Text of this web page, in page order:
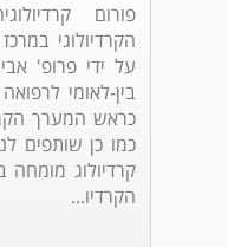
פורום
הקרדיולוגי
על ידי פרופ'
בין-לאומי
כראש המערך
כמו כן שותפים
קרדיולוג מומחה
הקרדיו...